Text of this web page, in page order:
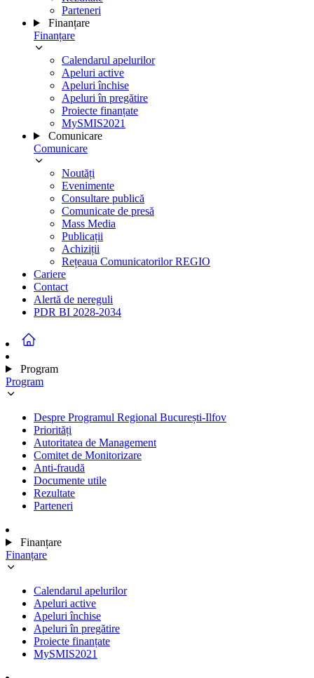
Parteneri
Finanțare
Finanțare
Calendarul apelurilor
Apeluri active
Apeluri închise
Apeluri în pregătire
Proiecte finanțate
MySMIS2021
Comunicare
Comunicare
Noutăți
Evenimente
Consultare publică
Comunicate de presă
Mass Media
Publicații
Achiziții
Rețeaua Comunicatorilor REGIO
Cariere
Contact
Alertă de nereguli
PDR BI 2028-2034
Program
Program
Despre Programul Regional București-Ilfov
Priorități
Autoritatea de Management
Comitet de Monitorizare
Anti-fraudă
Documente utile
Rezultate
Parteneri
Finanțare
Finanțare
Calendarul apelurilor
Apeluri active
Apeluri închise
Apeluri în pregătire
Proiecte finanțate
MySMIS2021